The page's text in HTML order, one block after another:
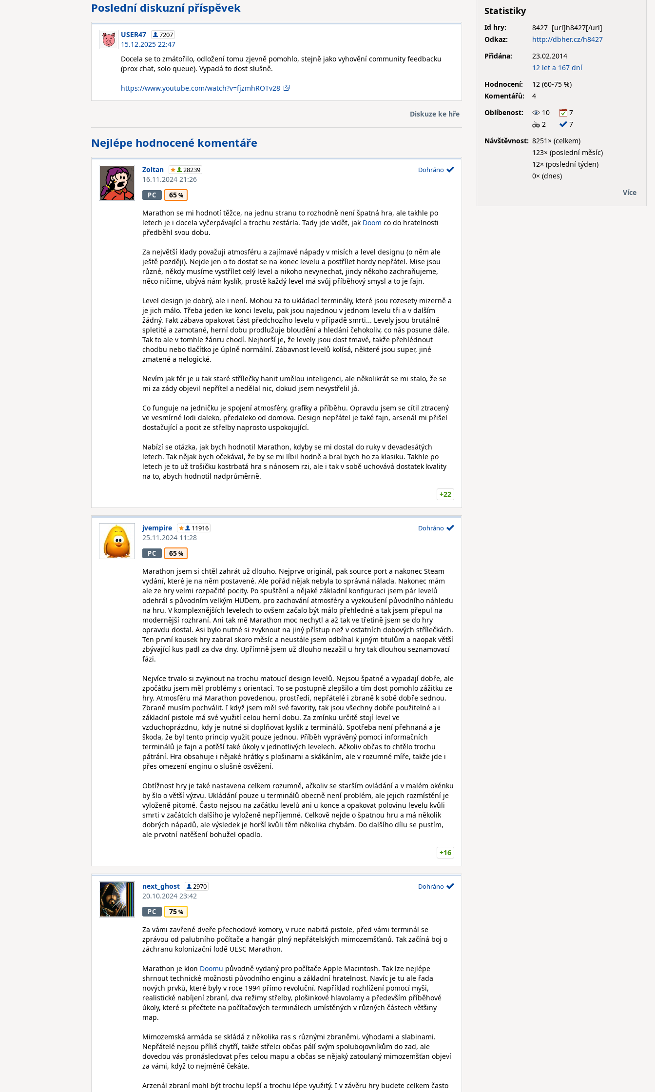
Poslední diskuzní příspěvek
USER47 7207
15.12.2025 22:47
Docela se to zmátořilo, odložení tomu zjevně pomohlo, stejně jako vyhovění community feedbacku
(prox chat, solo queue). Vypadá to dost slušně.
https://www.youtube.com/watch?v=fjzmhROTv28
Diskuze ke hře
Nejlépe hodnocené komentáře
Zoltan 28239
16.11.2024 21:26
Dohráno
PC
65
Marathon se mi hodnotí těžce, na jednu stranu to rozhodně není špatná hra, ale takhle po
letech je i docela vyčerpávající a trochu zestárla. Tady jde vidět, jak Doom co do hratelnosti
předběhl svou dobu.
Za největší klady považuji atmosféru a zajímavé nápady v misích a level designu (o něm ale
ještě později). Nejde jen o to dostat se na konec levelu a postřílet hordy nepřátel. Mise jsou
různé, někdy musíme vystřílet celý level a nikoho nevynechat, jindy někoho zachraňujeme,
něco ničíme, ubývá nám kyslík, prostě každý level má svůj příběhový smysl a to je fajn.
Level design je dobrý, ale i není. Mohou za to ukládací terminály, které jsou rozesety mizerně a
je jich málo. Třeba jeden ke konci levelu, pak jsou najednou v jednom levelu tři a v dalším
žádný. Fakt zábava opakovat část předchozího levelu v případě smrti... Levely jsou brutálně
spletité a zamotané, herní dobu prodlužuje bloudění a hledání čehokoliv, co nás posune dále.
Tak to ale v tomhle žánru chodí. Nejhorší je, že levely jsou dost tmavé, takže přehlédnout
chodbu nebo tlačítko je úplně normální. Zábavnost levelů kolísá, některé jsou super, jiné
zmatené a nelogické.
Nevím jak fér je u tak staré střílečky hanit umělou inteligenci, ale několikrát se mi stalo, že se
mi za zády objevil nepřítel a nedělal nic, dokud jsem nevystřelil já.
Co funguje na jedničku je spojení atmosféry, grafiky a příběhu. Opravdu jsem se cítil ztracený
ve vesmírné lodi daleko, předaleko od domova. Design nepřátel je také fajn, arsenál mi přišel
dostačující a pocit ze střelby naprosto uspokojující.
Nabízí se otázka, jak bych hodnotil Marathon, kdyby se mi dostal do ruky v devadesátých
letech. Tak nějak bych očekával, že by se mi líbil hodně a bral bych ho za klasiku. Takhle po
letech je to už trošičku kostrbatá hra s nánosem rzi, ale i tak v sobě uchovává dostatek kvality
na to, abych hodnotil nadprůměrně.
+22
jvempire 11916
25.11.2024 11:28
Dohráno
PC
65
Marathon jsem si chtěl zahrát už dlouho. Nejprve originál, pak source port a nakonec Steam
vydání, které je na něm postavené. Ale pořád nějak nebyla to správná nálada. Nakonec mám
ale ze hry velmi rozpačité pocity. Po spuštění a nějaké základní konfiguraci jsem pár levelů
odehrál s původním velkým HUDem, pro zachování atmosféry a vyzkoušení původního náhledu
na hru. V komplexnějších levelech to ovšem začalo být málo přehledné a tak jsem přepul na
modernější rozhraní. Ani tak mě Marathon moc nechytl a až tak ve třetině jsem se do hry
opravdu dostal. Asi bylo nutné si zvyknout na jiný přístup než v ostatních dobových střílečkách.
Ten první kousek hry zabral skoro měsíc a neustále jsem odbíhal k jiným titulům a naopak větší
zbývající kus padl za dva dny. Upřímně jsem už dlouho nezažil u hry tak dlouhou seznamovací
fázi.
Nejvíce trvalo si zvyknout na trochu matoucí design levelů. Nejsou špatné a vypadají dobře, ale
zpočátku jsem měl problémy s orientací. To se postupně zlepšilo a tím dost pomohlo zážitku ze
hry. Atmosféru má Marathon povedenou, prostředí, nepřátelé i zbraně k sobě dobře sednou.
Zbraně musím pochválit. I když jsem měl své favority, tak jsou všechny dobře použitelné a i
základní pistole má své využití celou herní dobu. Za zmínku určitě stojí level ve
vzduchoprázdnu, kdy je nutné si doplňovat kyslík z terminálů. Spotřeba není přehnaná a je
škoda, že byl tento princip využit pouze jednou. Příběh vyprávěný pomocí informačních
terminálů je fajn a potěší také úkoly v jednotlivých levelech. Ačkoliv občas to chtělo trochu
pátrání. Hra obsahuje i nějaké hrátky s plošinami a skákáním, ale v rozumné míře, takže jde i
přes omezení enginu o slušné osvěžení.
Obtížnost hry je také nastavena celkem rozumně, ačkoliv se starším ovládání a v malém okénku
by šlo o větší výzvu. Ukládání pouze u terminálů obecně není problém, ale jejich rozmístění je
vyloženě pitomé. Často nejsou na začátku levelů ani u konce a opakovat polovinu levelu kvůli
smrti v začátcích dalšího je vyloženě nepříjemné. Celkově nejde o špatnou hru a má několik
dobrých nápadů, ale výsledek je horší kvůli těm několika chybám. Do dalšího dílu se pustím,
ale prvotní natěšení bohužel opadlo.
+16
next_ghost 2970
20.10.2024 23:42
Dohráno
PC
75
Za vámi zavřené dveře přechodové komory, v ruce nabitá pistole, před vámi terminál se
zprávou od palubního počítače a hangár plný nepřátelských mimozemšťanů. Tak začíná boj o
záchranu kolonizační lodě UESC Marathon.
Marathon je klon Doomu původně vydaný pro počítače Apple Macintosh. Tak lze nejlépe
shrnout technické možnosti původního enginu a základní hratelnost. Navíc je tu ale řada
nových prvků, které byly v roce 1994 přímo revoluční. Například rozhlížení pomocí myši,
realistické nabíjení zbraní, dva režimy střelby, plošinkové hlavolamy a především příběhové
úkoly, které si přečtete na počítačových terminálech umístěných v různých částech většiny
map.
Mimozemská armáda se skládá z několika ras s různými zbraněmi, výhodami a slabinami.
Nepřátelé nejsou příliš chytří, takže střelci občas pálí svým spolubojovníkům do zad, ale
dovedou vás pronásledovat přes celou mapu a občas se nějaký zatoulaný mimozemšťan objeví
za vámi, když to nejméně čekáte.
Arzenál zbraní mohl být trochu lepší a trochu lépe využitý. I v závěru hry budete celkem často
Statistiky
Id hry:
8427
Odkaz:
http://dbher.cz/h8427
Přidána:
23.02.2014
12 let a 167 dní
Hodnocení:
12 (60-75 %)
Komentářů:
4
Oblíbenost:
10
7
2
7
Návštěvnost: 8251× (celkem)
123× (poslední měsíc)
12× (poslední týden)
0× (dnes)
Více